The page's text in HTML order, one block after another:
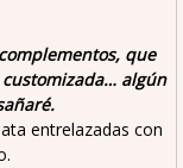
que
algún
entrelazadas con